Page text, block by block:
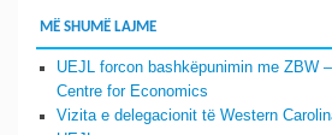
MË SHUMË LAJME
UEJL forcon bashkëpunimin me ZBW
Centre for Economics
Vizita e delegacionit të Western